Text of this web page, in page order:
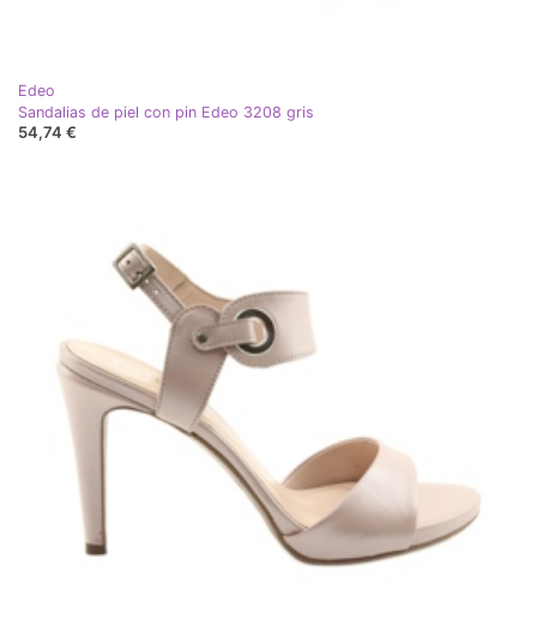
Edeo
Sandalias de piel con pin Edeo 3208 gris
54,74 €